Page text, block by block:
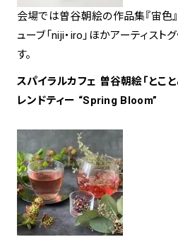
会場では曽谷朝絵の作品集『宙色』
ューブ「niji・iro」ほかアーティス
す。
スパイラルカフェ 曽谷朝絵「とこ
レンドティー “Spring Bloom”